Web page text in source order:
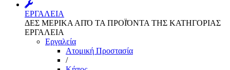
ΕΡΓΑΛΕΙΑ
ΔΕΣ ΜΕΡΙΚΑ ΑΠΌ ΤΑ ΠΡΟΪΌΝΤΑ ΤΗΣ ΚΑΤΗΓΟΡΙΑΣ
ΕΡΓΑΛΕΙΑ
Εργαλεία
Aτομική Προστασία
/